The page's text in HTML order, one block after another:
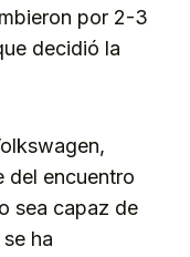
por 2-3
decidió la
del encuentro
sea capaz de
ha